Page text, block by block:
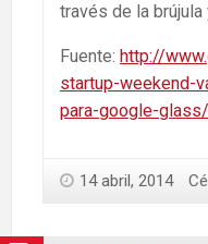
través de la
Fuente: http://
startup-weekend-
para-google-
14 abril, 2014